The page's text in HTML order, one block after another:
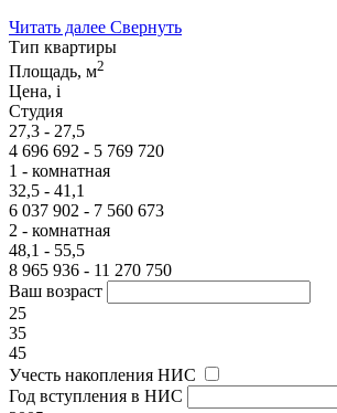
Читать далее Свернуть
Тип квартиры
Площадь, м2
Цена, i
Студия
27,3 - 27,5
4 696 692 - 5 769 720
1 - комнатная
32,5 - 41,1
6 037 902 - 7 560 673
2 - комнатная
48,1 - 55,5
8 965 936 - 11 270 750
Ваш возраст
25
35
45
Учесть накопления НИС
Год вступления в НИС